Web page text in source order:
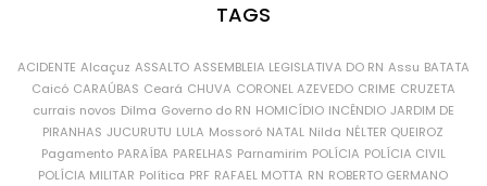
TAGS
ACIDENTE Alcaçuz ASSALTO ASSEMBLEIA LEGISLATIVA DO RN Assu BATATA
Caicó CARAÚBAS Ceará CHUVA CORONEL AZEVEDO CRIME CRUZETA
currais novos Dilma Governo do RN HOMICÍDIO INCÊNDIO JARDIM DE
PIRANHAS JUCURUTU LULA Mossoró NATAL Nilda NÉLTER QUEIROZ
Pagamento PARAÍBA PARELHAS Parnamirim POLÍCIA POLÍCIA CIVIL
POLÍCIA MILITAR Política PRF RAFAEL MOTTA RN ROBERTO GERMANO